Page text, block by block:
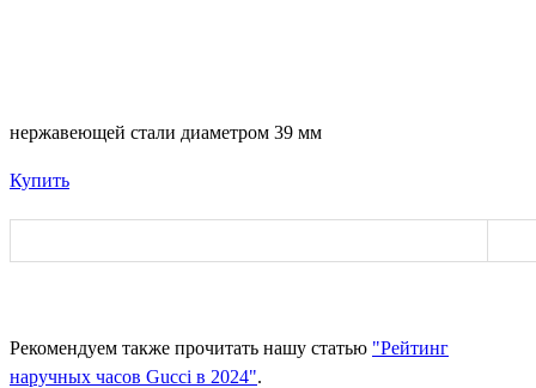
нержавеющей стали диаметром 39 мм
Купить
Рекомендуем также прочитать нашу статью "Рейтинг
наручных часов Gucci в 2024".